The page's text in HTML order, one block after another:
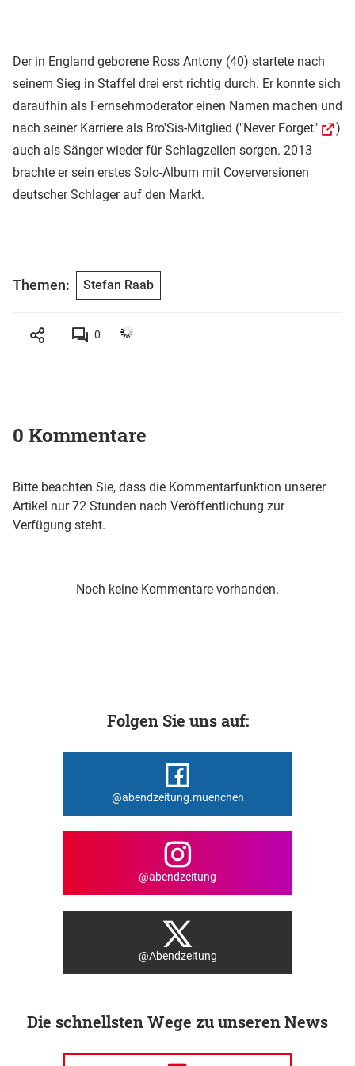
Der in England geborene Ross Antony (40) startete nach
seinem Sieg in Staffel drei erst richtig durch. Er konnte sich
daraufhin als Fernsehmoderator einen Namen machen und
nach seiner Karriere als Bro'Sis-Mitglied ("Never Forget"
)
auch als Sänger wieder für Schlagzeilen sorgen. 2013
brachte er sein erstes Solo-Album mit Coverversionen
deutscher Schlager auf den Markt.
Themen: Stefan Raab
0
0 Kommentare
Bitte beachten Sie, dass die Kommentarfunktion unserer
Artikel nur 72 Stunden nach Veröffentlichung zur
Verfügung steht.
Noch keine Kommentare vorhanden.
Folgen Sie uns auf:
@abendzeitung.muenchen
@abendzeitung
@Abendzeitung
Die schnellsten Wege zu unseren News